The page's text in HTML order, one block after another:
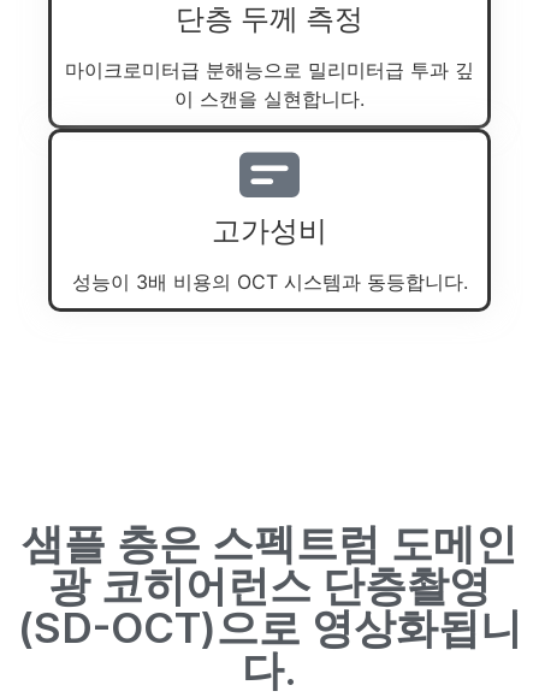
단층 두께 측정
마이크로미터급 분해능으로 밀리미터급 투과 깊
이 스캔을 실현합니다.
고가성비
성능이 3배 비용의 OCT 시스템과 동등합니다.
샘플 층은 스펙트럼 도메인
광 코히어런스 단층촬영
(SD-OCT)으로 영상화됩니
다.